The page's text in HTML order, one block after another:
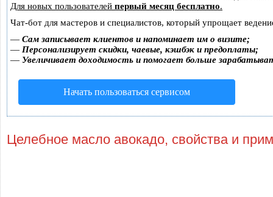
Для новых пользователей первый месяц бесплатно.
Чат-бот для мастеров и специалистов, который упрощает
— Сам записывает клиентов и напоминает им о визите;
— Персонализирует скидки, чаевые, кэшбэк и предоплаты;
— Увеличивает доходимость и помогает больше
Начать пользоваться сервисом
Целебное масло авокадо, свойства и